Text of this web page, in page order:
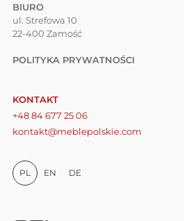
BIURO
ul. Strefowa 10
22-400 Zamość
POLITYKA PRYWATNOŚCI
KONTAKT
+48 84 677 25 06
kontakt@meblepolskie.com
PL EN DE